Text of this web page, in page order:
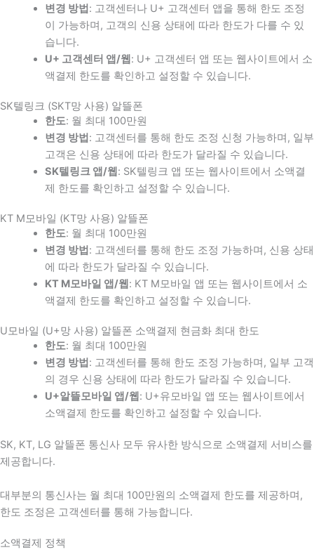
변경 방법 : 고객센터나 U+ 고객센터 앱을 통해 한도 조정
이 가능하며, 고객의 신용 상태에 따라 한도가 다를 수 있
습니다.
U+ 고객센터 앱/웹 : U+ 고객센터 앱 또는 웹사이트에서 소
액결제 한도를 확인하고 설정할 수 있습니다.
SK텔링크 (SKT망 사용) 알뜰폰
한도: 월 최대 100만원
변경 방법 : 고객센터를 통해 한도 조정 신청 가능하며, 일부
고객은 신용 상태에 따라 한도가 달라질 수 있습니다.
SK텔링크 앱/웹 : SK텔링크 앱 또는 웹사이트에서 소액결
제 한도를 확인하고 설정할 수 있습니다.
KT M모바일 (KT망 사용) 알뜰폰
한도: 월 최대 100만원
변경 방법 : 고객센터를 통해 한도 조정 가능하며, 신용 상태
에 따라 한도가 달라질 수 있습니다.
KT M모바일 앱/웹 : KT M모바일 앱 또는 웹사이트에서 소
액결제 한도를 확인하고 설정할 수 있습니다.
U모바일 (U+망 사용) 알뜰폰 소액결제 현금화 최대 한도
한도: 월 최대 100만원
변경 방법 : 고객센터를 통해 한도 조정 가능하며, 일부 고객
의 경우 신용 상태에 따라 한도가 달라질 수 있습니다.
U+알뜰모바일 앱/웹 : U+유모바일 앱 또는 웹사이트에서
소액결제 한도를 확인하고 설정할 수 있습니다.
SK, KT, LG 알뜰폰 통신사 모두 유사한 방식으로 소액결제 서비스를
제공합니다.
대부분의 통신사는 월 최대 100만원의 소액결제 한도를 제공하며,
한도 조정은 고객센터를 통해 가능합니다.
소액결제 정책